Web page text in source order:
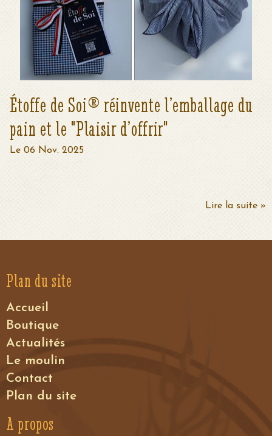
Étoffe de Soi® réinvente l’emballage du
pain et le "Plaisir d’offrir"
Le 06 Nov. 2025
Lire la suite »
Plan du site
Accueil
Boutique
Actualités
Le moulin
Contact
Plan du site
A propos